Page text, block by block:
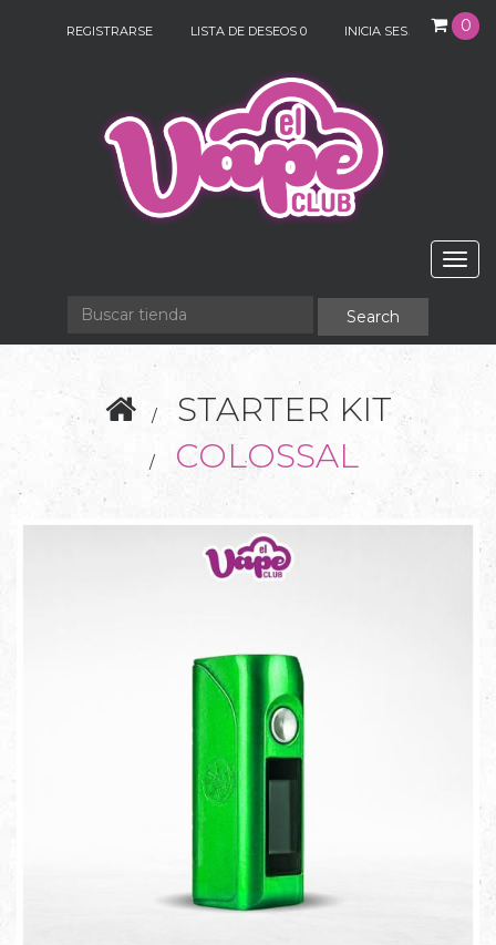
0
REGISTRARSE LISTA DE DESEOS 0 INICIA SESIÓN
STARTER KIT
COLOSSAL